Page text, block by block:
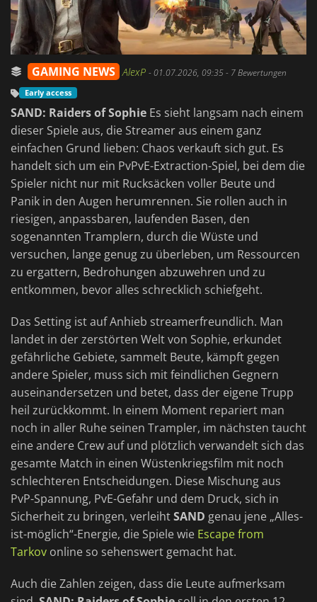
GAMING NEWS AlexP -01.07.2026, 09:35- 7 Bewertungen
Early access
SAND: Raiders of Sophie Es sieht langsam nach einem
dieser Spiele aus, die Streamer aus einem ganz
einfachen Grund lieben: Chaos verkauft sich gut. Es
handelt sich um ein PvPvE-Extraction-Spiel, bei dem die
Spieler nicht nur mit Rucksäcken voller Beute und
Panik in den Augen herumrennen. Sie rollen auch in
riesigen, anpassbaren, laufenden Basen, den
sogenannten Tramplern, durch die Wüste und
versuchen, lange genug zu überleben, um Ressourcen
zu ergattern, Bedrohungen abzuwehren und zu
entkommen, bevor alles schrecklich schiefgeht.
Das Setting ist auf Anhieb streamerfreundlich. Man
landet in der zerstörten Welt von Sophie, erkundet
gefährliche Gebiete, sammelt Beute, kämpft gegen
andere Spieler, muss sich mit feindlichen Gegnern
auseinandersetzen und betet, dass der eigene Trupp
heil zurückkommt. In einem Moment repariert man
noch in aller Ruhe seinen Trampler, im nächsten taucht
eine andere Crew auf und plötzlich verwandelt sich das
gesamte Match in einen Wüstenkriegsfilm mit noch
schlechteren Entscheidungen. Diese Mischung aus
PvP-Spannung, PvE-Gefahr und dem Druck, sich in
Sicherheit zu bringen, verleihtSAND genau jene „Alles-
ist-möglich“-Energie, die Spiele wie Escape from
Tarkov online so sehenswert gemacht hat.
Auch die Zahlen zeigen, dass die Leute aufmerksam